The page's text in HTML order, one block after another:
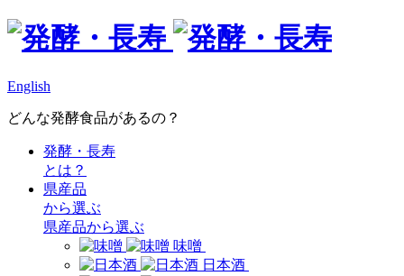
English
どんな発酵食品があるの？
発酵・長寿
とは？
県産品
から選ぶ
県産品から選ぶ
味噌
日本酒